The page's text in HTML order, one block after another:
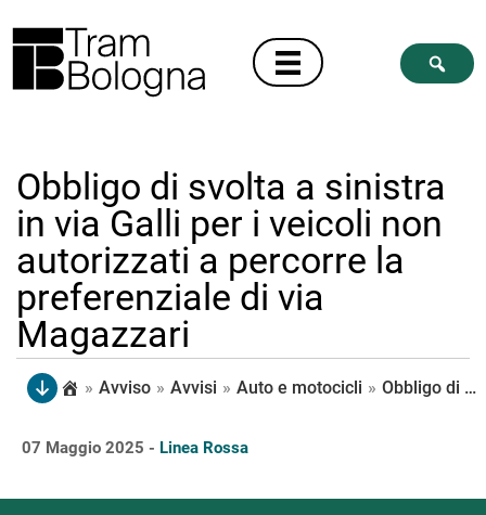
Obbligo di svolta a sinistra
in via Galli per i veicoli non
autorizzati a percorre la
preferenziale di via
Magazzari
» Avviso » Avvisi » Auto e motocicli » Obbligo di svolta a sinistra in via Galli per i veicoli non autorizzati a percorre la preferenziale di via Magazzari
07 Maggio 2025 - Linea Rossa